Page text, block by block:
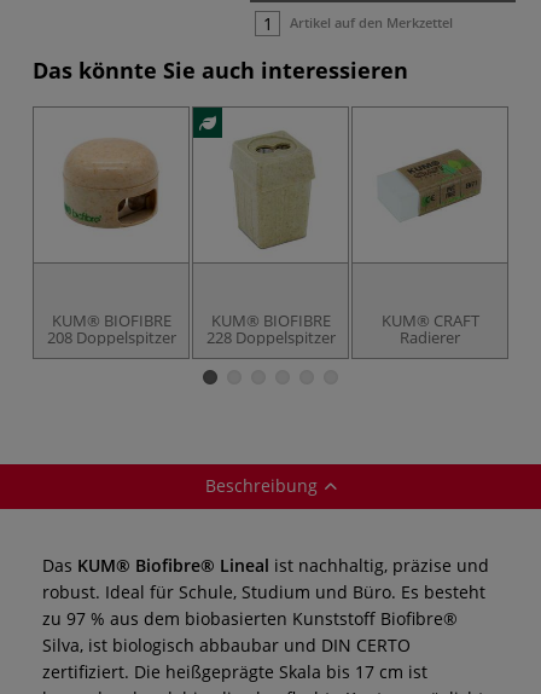
Artikel auf den Merkzettel
Das könnte Sie auch interessieren
KUM® BIOFIBRE
208 Doppelspitzer
KUM® BIOFIBRE
228 Doppelspitzer
KUM® CRAFT
Radierer
Beschreibung
Das KUM® Biofibre® Lineal ist nachhaltig, präzise und
robust. Ideal für Schule, Studium und Büro. Es besteht
zu 97 % aus dem biobasierten Kunststoff Biofibre®
Silva, ist biologisch abbaubar und DIN CERTO
zertifiziert. Die heißgeprägte Skala bis 17 cm ist